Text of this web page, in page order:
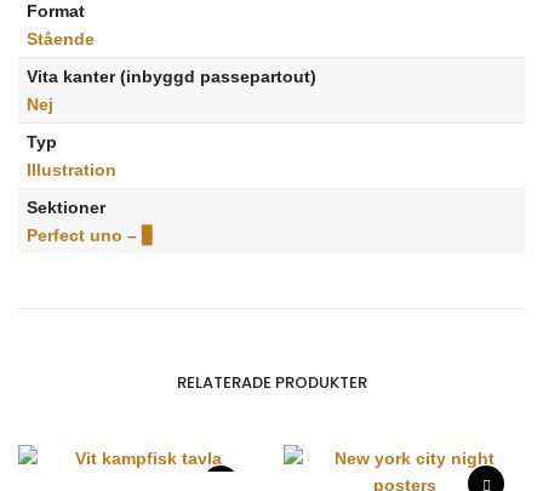
Format
Stående
Vita kanter (inbyggd passepartout)
Nej
Typ
Illustration
Sektioner
Perfect uno – ▊
RELATERADE PRODUKTER